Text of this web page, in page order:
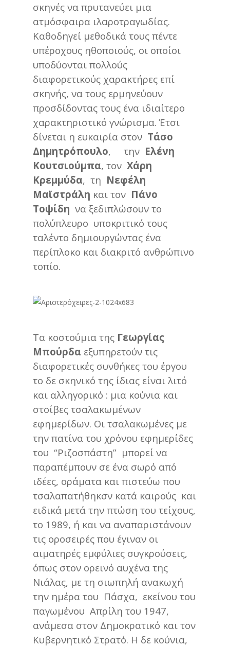
σκηνές να πρυτανεύει μια
ατμόσφαιρα ιλαροτραγωδίας.
Καθοδηγεί μεθοδικά τους πέντε
υπέροχους ηθοποιούς, οι οποίοι
υποδύονται πολλούς
διαφορετικούς χαρακτήρες επί
σκηνής, να τους ερμηνεύουν
προσδίδοντας τους ένα ιδιαίτερο
χαρακτηριστικό γνώρισμα. Έτσι
δίνεται η ευκαιρία στον Τάσο
Δημητρόπουλο, την Ελένη
Κουτσιούμπα, τον Χάρη
Κρεμμύδα, τη Νεφέλη
Μαϊστράλη και τον Πάνο
Τοψίδη να ξεδιπλώσουν το
πολύπλευρο υποκριτικό τους
ταλέντο δημιουργώντας ένα
περίπλοκο και διακριτό ανθρώπινο
τοπίο.
Τα κοστούμια της Γεωργίας
Μπούρδα εξυπηρετούν τις
διαφορετικές συνθήκες του έργου
το δε σκηνικό της ίδιας είναι λιτό
και αλληγορικό : μια κούνια και
στοίβες τσαλακωμένων
εφημερίδων. Οι τσαλακωμένες με
την πατίνα του χρόνου εφημερίδες
του “Ριζοσπάστη” μπορεί να
παραπέμπουν σε ένα σωρό από
ιδέες, οράματα και πιστεύω που
τσαλαπατήθηκσν κατά καιρούς και
ειδικά μετά την πτώση του τείχους,
το 1989, ή και να αναπαριστάνουν
τις οροσειρές που έγιναν οι
αιματηρές εμφύλιες συγκρούσεις,
όπως στον ορεινό αυχένα της
Νιάλας, με τη σιωπηλή ανακωχή
την ημέρα του Πάσχα, εκείνου του
παγωμένου Απρίλη του 1947,
ανάμεσα στον Δημοκρατικό και τον
Κυβερνητικό Στρατό. Η δε κούνια,